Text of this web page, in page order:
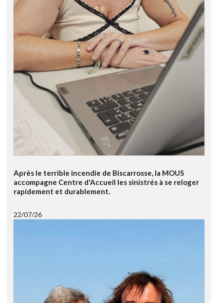
Après le terrible incendie de Biscarrosse, la MOUS
accompagne Centre d'Accueil les sinistrés à se reloger
rapidement et durablement.
22/07/26